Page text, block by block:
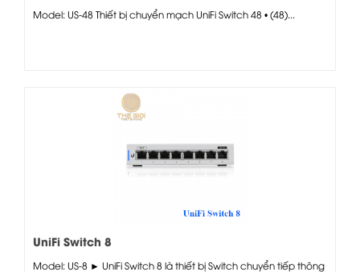
Model: US-48 Thiết bị chuyển mạch UniFi Switch 48 • (48)...
UniFi Switch 8
Model: US-8 ► UniFi Switch 8 là thiết bị Switch chuyển tiếp thông